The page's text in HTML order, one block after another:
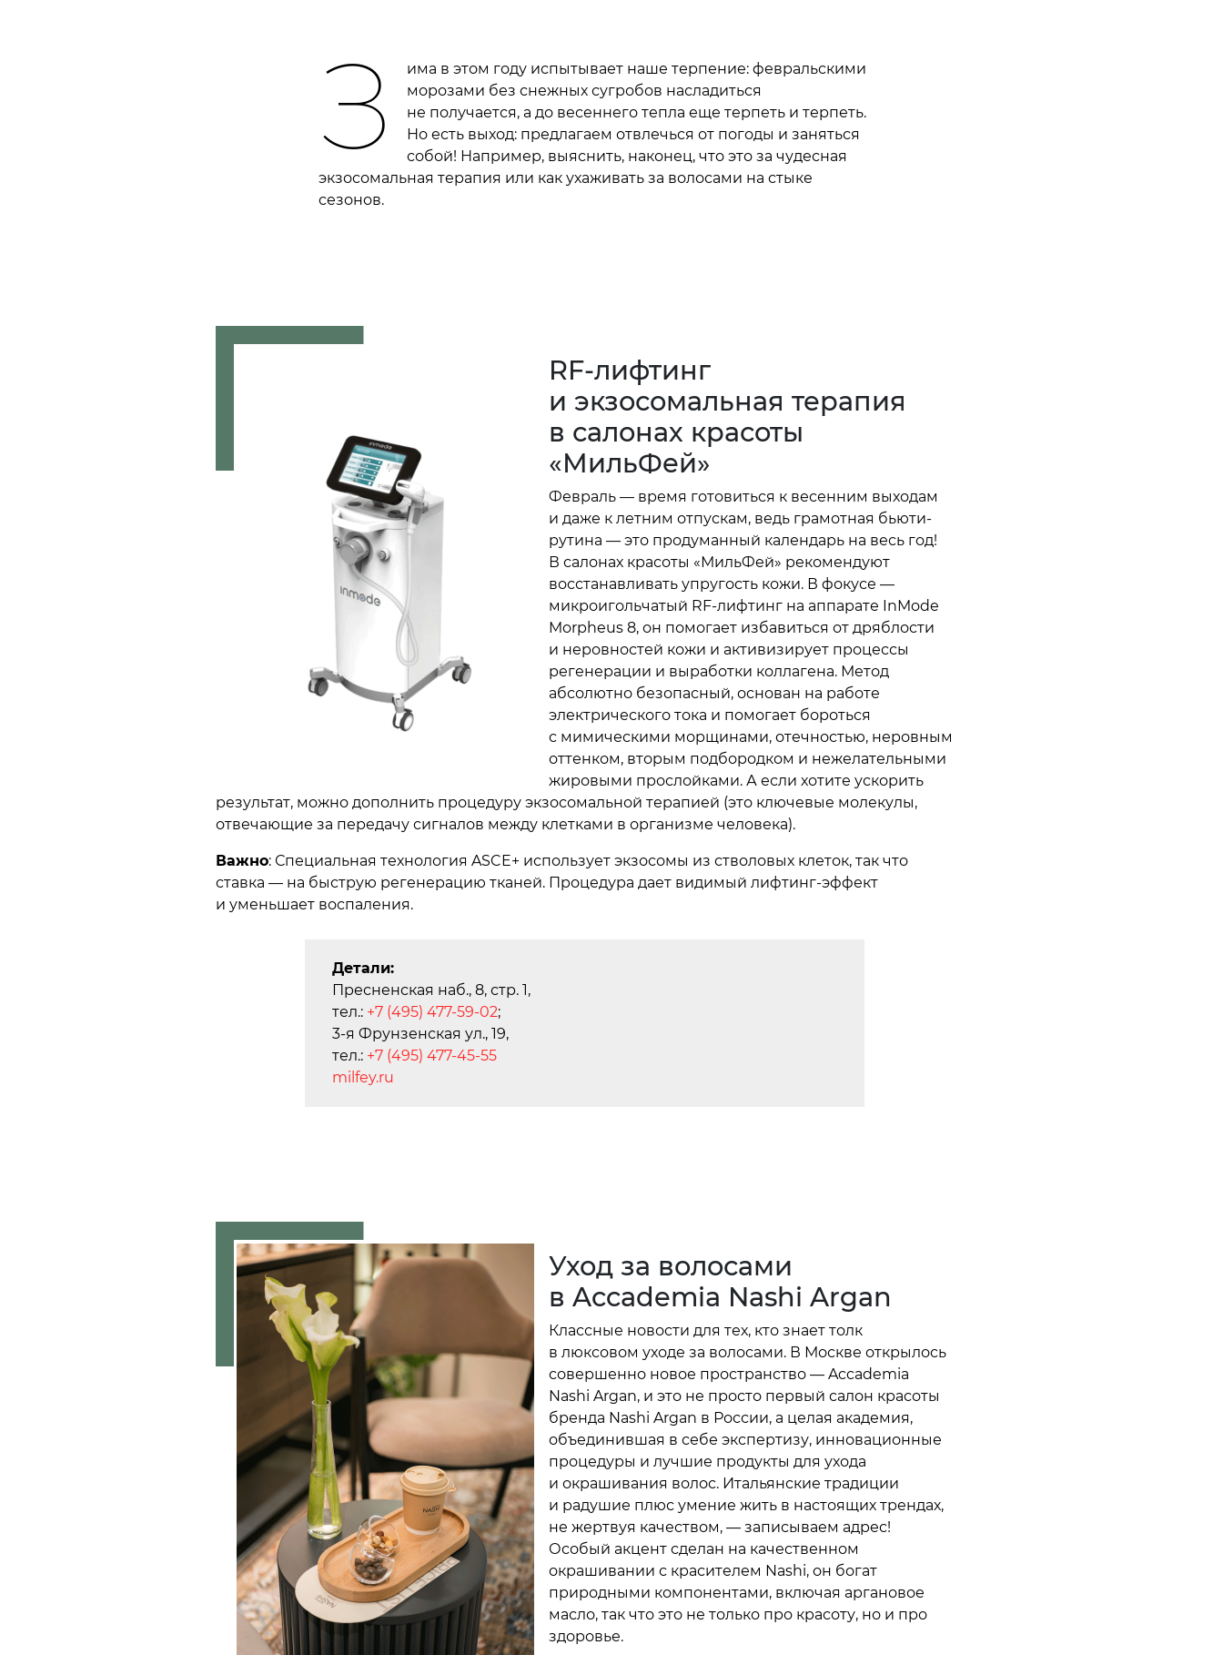
З
има в этом году испытывает наше терпение: февральскими
морозами без снежных сугробов насладиться
не получается, а до весеннего тепла еще терпеть и терпеть.
Но есть выход: предлагаем отвлечься от погоды и заняться
собой! Например, выяснить, наконец, что это за чудесная
экзосомальная терапия или как ухаживать за волосами на стыке
сезонов.
RF-лифтинг
и экзосомальная терапия
в салонах красоты
«МильФей»
Февраль — время готовиться к весенним выходам
и даже к летним отпускам, ведь грамотная бьюти-
рутина — это продуманный календарь на весь год!
В салонах красоты «МильФей» рекомендуют
восстанавливать упругость кожи. В фокусе —
микроигольчатый RF-лифтинг на аппарате InMode
Morpheus 8, он помогает избавиться от дряблости
и неровностей кожи и активизирует процессы
регенерации и выработки коллагена. Метод
абсолютно безопасный, основан на работе
электрического тока и помогает бороться
с мимическими морщинами, отечностью, неровным
оттенком, вторым подбородком и нежелательными
жировыми прослойками. А если хотите ускорить
результат, можно дополнить процедуру экзосомальной терапией (это ключевые молекулы,
отвечающие за передачу сигналов между клетками в организме человека).
Важно: Специальная технология ASCE+ использует экзосомы из стволовых клеток, так что
ставка — на быструю регенерацию тканей. Процедура дает видимый лифтинг-эффект
и уменьшает воспаления.
Детали:
Пресненская наб., 8, стр. 1,
тел.: +7 (495) 477-59-02;
3-я Фрунзенская ул., 19,
тел.: +7 (495) 477-45-55
milfey.ru
Уход за волосами
в Accademia Nashi Argan
Классные новости для тех, кто знает толк
в люксовом уходе за волосами. В Москве открылось
совершенно новое пространство — Accademia
Nashi Argan, и это не просто первый салон красоты
бренда Nashi Argan в России, а целая академия,
объединившая в себе экспертизу, инновационные
процедуры и лучшие продукты для ухода
и окрашивания волос. Итальянские традиции
и радушие плюс умение жить в настоящих трендах,
не жертвуя качеством, — записываем адрес!
Особый акцент сделан на качественном
окрашивании с красителем Nashi, он богат
природными компонентами, включая аргановое
масло, так что это не только про красоту, но и про
здоровье.